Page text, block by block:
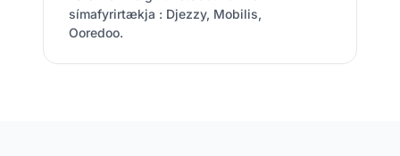
símafyrirtækja : Djezzy, Mobilis,
Ooredoo.